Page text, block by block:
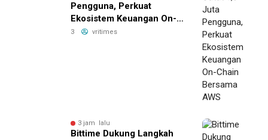
Pengguna, Perkuat
Ekosistem Keuangan On-
Chain Bersama AWS
3 vritimes
3 jam lalu
Bittime Dukung Langkah